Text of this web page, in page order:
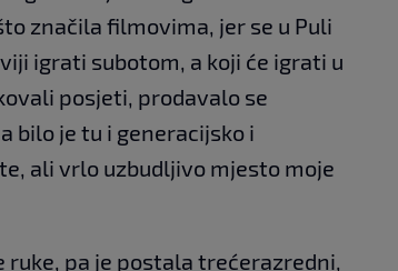
značila filmovima, jer se u Puli
igrati subotom, a koji će igrati u
posjeti, prodavalo se
bilo je tu i generacijsko i
ali vrlo uzbudljivo mjesto moje
ruke, pa je postala trećerazredni,